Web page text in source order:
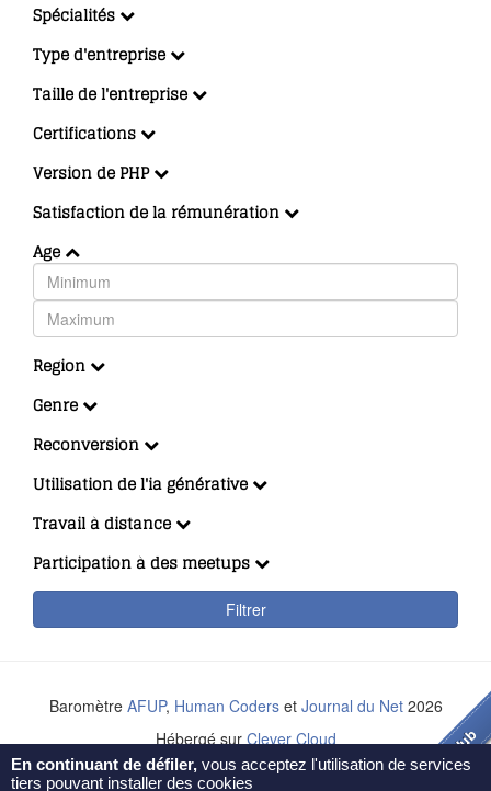
Spécialités
Type d'entreprise
Taille de l'entreprise
Certifications
Version de PHP
Satisfaction de la rémunération
Age
Region
Genre
Reconversion
Utilisation de l'ia générative
Travail à distance
Participation à des meetups
Filtrer
Baromètre AFUP, Human Coderset Journal du Net2026
Hébergé surClever Cloud
Creative Commons BY-NC-ND
En continuant de défiler, vous acceptez l'utilisation de services
tiers pouvant installer des cookies